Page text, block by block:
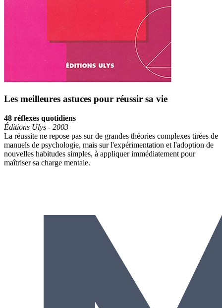
Les meilleures astuces pour réussir sa vie
48 réflexes quotidiens
Éditions Ulys - 2003
La réussite ne repose pas sur de grandes théories complexes tirées de
manuels de psychologie, mais sur l'expérimentation et l'adoption de
nouvelles habitudes simples, à appliquer immédiatement pour
maîtriser sa charge mentale.